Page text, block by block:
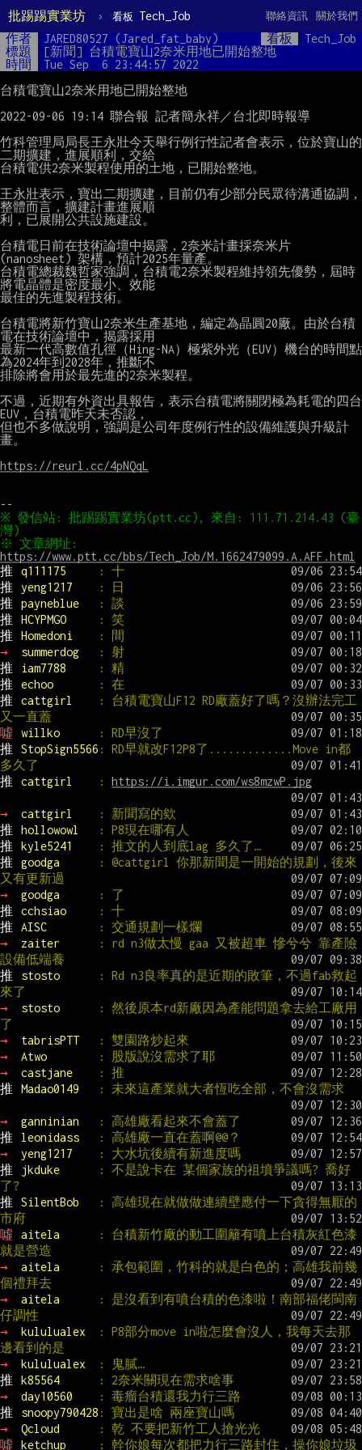
批踢踢實業坊 › 看板 Tech_Job 關於我們
聯絡資訊
作者 JARED80527 (Jared_fat_baby) 看板
Tech_Job
標題
[新聞] 台積電寶山2奈米用地已開始整地
時間
Tue Sep  6 23:44:57 2022
台積電寶山2奈米用地已開始整地
2022-09-06 19:14 聯合報 記者簡永祥／台北即時報導
竹科管理局局長王永壯今天舉行例行性記者會表示，位於寶山的
二期擴建，進展順利，交給
台積電供2奈米製程使用的土地，已開始整地。
王永壯表示，寶出二期擴建，目前仍有少部分民眾待溝通協調，
整體而言，擴建計畫進展順
利，已展開公共設施建設。
台積電日前在技術論壇中揭露，2奈米計畫採奈米片
(nanosheet) 架構，預計2025年量產。
台積電總裁魏哲家強調，台積電2奈米製程維持領先優勢，屆時
將電晶體是密度最小、效能
最佳的先進製程技術。
台積電將新竹寶山2奈米生產基地，編定為晶圓20廠。由於台積
電在技術論壇中，揭露採用
最新一代高數值孔徑（Hing-NA）極紫外光（EUV）機台的時間點
為2024年到2028年，推斷不
排除將會用於最先進的2奈米製程。
不過，近期有外資出具報告，表示台積電將關閉極為耗電的四台
EUV，台積電昨天未否認，
但也不多做說明，強調是公司年度例行性的設備維護與升級計
畫。
https://reurl.cc/4pNQqL
※ 發信站: 批踢踢實業坊(ptt.cc), 來自: 111.71.214.43 (臺
https://www.ptt.cc/bbs/Tech_Job/M.1662479099.A.AFF.html
推
q111175
: 十
推
yeng1217
: 日
推
payneblue
: 談
推
HCYPMGO
: 笑
推
Homedoni
: 間
→
summerdog
: 射
推
iam7788
: 精
推
echoo
: 在
推
cattgirl
: 台積電寶山F12 RD廠蓋好了嗎？沒辦法完工
又一直蓋
噓
willko
: RD早沒了
推
StopSign5566 : RD早就改F12P8了.............Move in都
多久了
推
cattgirl : https://i.imgur.com/ws8mzwP.jpg
→ cattgirl
: 新聞寫的欸
推
hollowowl
: P8現在哪有人
推
kyle5241
: 推文的人到底lag 多久了…
推
goodga
: @cattgirl 你那新聞是一開始的規劃，後來
又有更新過
→
goodga
: 了
推
cchsiao
: 十
推
AISC
: 交通規劃一樣爛
→
zaiter
: rd n3做太慢 gaa 又被超車 慘兮兮 靠產險
設備低端養
推
stosto
: Rd n3良率真的是近期的敗筆，不過fab救起
來了
→
stosto
: 然後原本rd新廠因為產能問題拿去給工廠用
了
→
tabrisPTT
: 雙園路炒起來
→
Atwo
: 股版說沒需求了耶
→
castjane
: 推
推
Madao0149 : 未來這產業就大者恆吃全部，不會沒需求
→ ganninian
: 高雄廠看起來不會蓋了
推
leonidass
: 高雄廠一直在蓋啊@@？
→
yeng1217
: 大水坑後續有新進度嗎
推
jkduke
: 不是說卡在 某個家族的祖墳爭議嗎? 喬好
了?
推
SilentBob
: 高雄現在就做做連續壁應付一下貪得無厭的
市府
噓
aitela
: 台積新竹廠的動工圍籬有噴上台積灰紅色漆
就是營造
→
aitela
: 承包範圍，竹科的就是白色的；高雄我前幾
個禮拜去
→
aitela
: 是沒看到有噴台積的色漆啦！南部福佬閩南
仔調性
→
kululualex
: P8部分move in啦怎麼會沒人，我每天去那
邊看到的是
→
kululualex
: 鬼膩…
推
k85564
: 2奈米關現在需求啥事
→
day10560
: 毒瘤台積還我力行三路
推
snoopy790428 : 寶出是啥 兩座寶山嗎
→
Qcloud
: 乾 不要把新竹工人搶光光
噓
ketchup : 幹你娘每次都把力行三路封住，操你娘垃圾